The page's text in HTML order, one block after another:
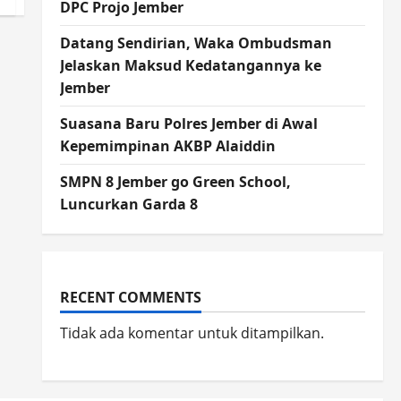
DPC Projo Jember
Datang Sendirian, Waka Ombudsman
Jelaskan Maksud Kedatangannya ke
Jember
Suasana Baru Polres Jember di Awal
Kepemimpinan AKBP Alaiddin
SMPN 8 Jember go Green School,
Luncurkan Garda 8
RECENT COMMENTS
Tidak ada komentar untuk ditampilkan.